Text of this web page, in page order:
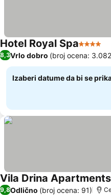
Hotel Royal Spa4
8,3Vrlo dobro (broj ocena:
Izaberi datume da bi se
Vila Drina Apartments
9,8Odlično (broj ocena: 91)